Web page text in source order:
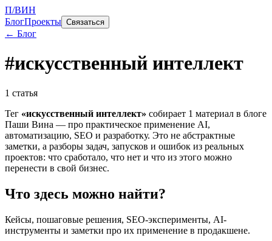
П/ВИН
БлогПроекты Связаться
← Блог
#искусственный интеллект
1 статья
Тег «искусственный интеллект» собирает 1 материал в блоге
Паши Вина — про практическое применение AI,
автоматизацию, SEO и разработку. Это не абстрактные
заметки, а разборы задач, запусков и ошибок из реальных
проектов: что сработало, что нет и что из этого можно
перенести в свой бизнес.
Что здесь можно найти?
Кейсы, пошаговые решения, SEO-эксперименты, AI-
инструменты и заметки про их применение в продакшене.